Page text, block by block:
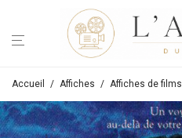
Accueil / Affiches / Affiches de films